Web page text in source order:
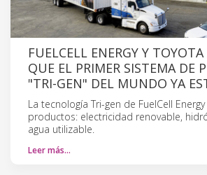
FUELCELL ENERGY Y
QUE EL PRIMER SISTEMA DE
"TRI-GEN" DEL MUNDO YA
La tecnología Tri-gen de FuelCell
productos: electricidad renovable,
agua utilizable.
Leer más…